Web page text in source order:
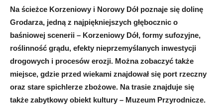
Na ścieżce Korzeniowy i Norowy Dół poznaje się dolinę
Grodarza, jedną z najpiękniejszych głębocznic o
baśniowej scenerii – Korzeniowy Dół, formy sufozyjne,
roślinność grądu, efekty nieprzemyślanych inwestycji
drogowych i procesów erozji. Można zobaczyć także
miejsce, gdzie przed wiekami znajdował się port rzeczny
oraz stare spichlerze zbożowe. Na trasie znajduje się
także zabytkowy obiekt kultury – Muzeum Przyrodnicze.